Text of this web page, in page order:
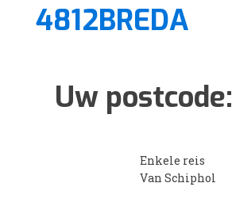
4812BREDA
Uw postcode:
Enkele reis
Van Schiphol